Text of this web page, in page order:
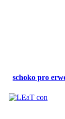
schoko pro